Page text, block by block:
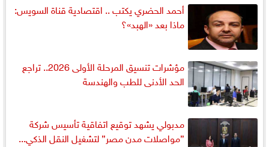
أحمد الحضري يكتب .. اقتصادية قناة السويس:
ماذا بعد «الهبد»؟
مؤشرات تنسيق المرحلة الأولى 2026.. تراجع
الحد الأدنى للطب والهندسة
مدبولي يشهد توقيع اتفاقية تأسيس شركة
”مواصلات مدن مصر” لتشغيل النقل الذكي...